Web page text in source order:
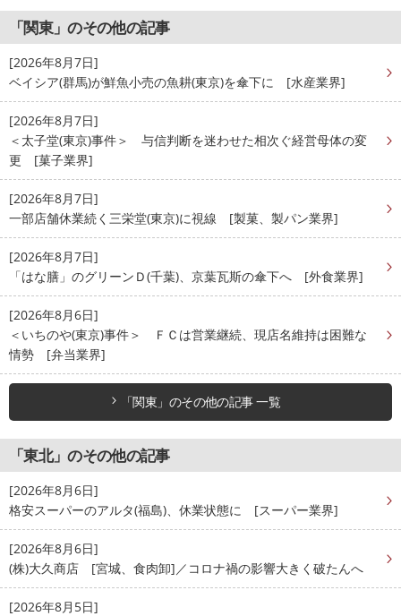
「関東」のその他の記事
[2026年8月7日]
ベイシア(群馬)が鮮魚小売の魚耕(東京)を傘下に [水産業界]
[2026年8月7日]
＜太子堂(東京)事件＞ 与信判断を迷わせた相次ぐ経営母体の変
更 [菓子業界]
[2026年8月7日]
一部店舗休業続く三栄堂(東京)に視線 [製菓、製パン業界]
[2026年8月7日]
「はな膳」のグリーンＤ(千葉)、京葉瓦斯の傘下へ [外食業界]
[2026年8月6日]
＜いちのや(東京)事件＞ ＦＣは営業継続、現店名維持は困難な
情勢 [弁当業界]
「関東」のその他の記事 一覧
「東北」のその他の記事
[2026年8月6日]
格安スーパーのアルタ(福島)、休業状態に [スーパー業界]
[2026年8月6日]
(株)大久商店 [宮城、食肉卸]／コロナ禍の影響大きく破たんへ
[2026年8月5日]